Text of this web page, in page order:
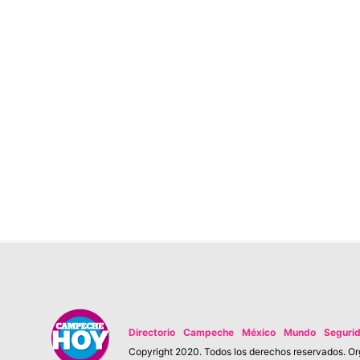
Directorio Campeche México Mundo
Copyright 2020. Todos los derechos reservados.